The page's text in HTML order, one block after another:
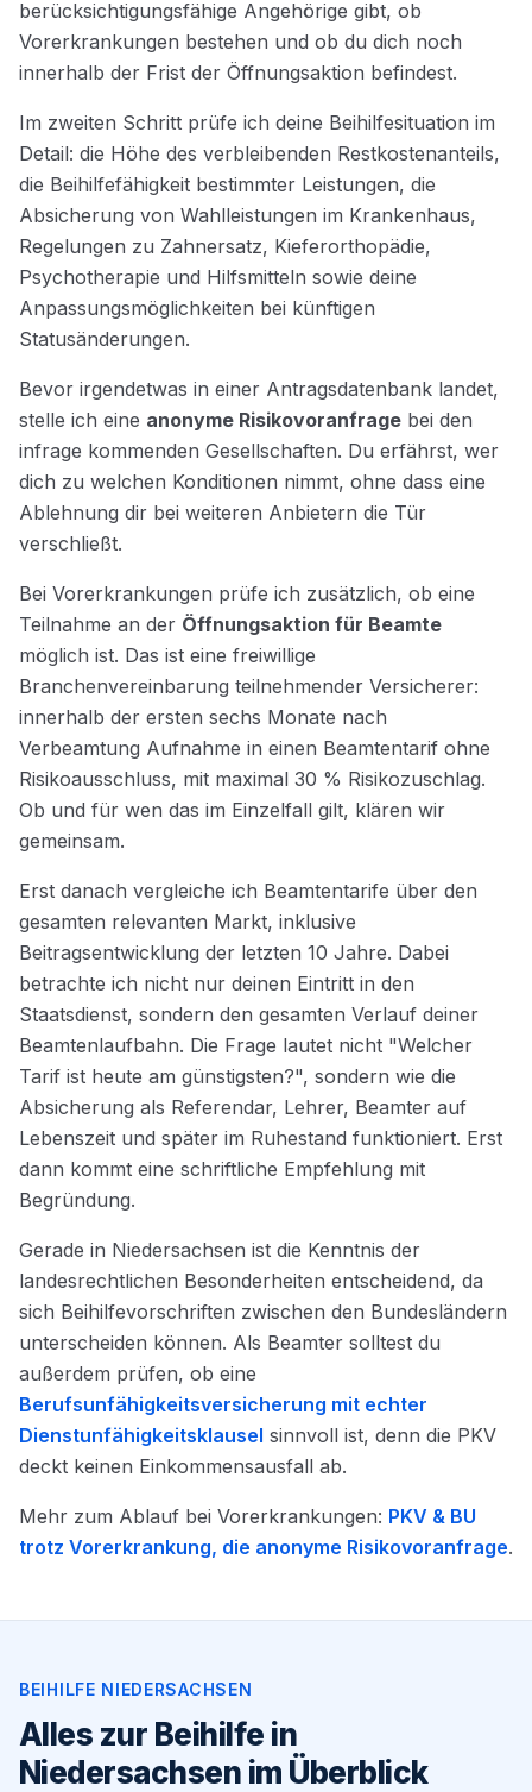
berücksichtigungsfähige Angehörige gibt, ob
Vorerkrankungen bestehen und ob du dich noch
innerhalb der Frist der Öffnungsaktion befindest.
Im zweiten Schritt prüfe ich deine Beihilfesituation im
Detail: die Höhe des verbleibenden Restkostenanteils,
die Beihilfefähigkeit bestimmter Leistungen, die
Absicherung von Wahlleistungen im Krankenhaus,
Regelungen zu Zahnersatz, Kieferorthopädie,
Psychotherapie und Hilfsmitteln sowie deine
Anpassungsmöglichkeiten bei künftigen
Statusänderungen.
Bevor irgendetwas in einer Antragsdatenbank landet,
stelle ich eine anonyme Risikovoranfrage bei den
infrage kommenden Gesellschaften. Du erfährst, wer
dich zu welchen Konditionen nimmt, ohne dass eine
Ablehnung dir bei weiteren Anbietern die Tür
verschließt.
Bei Vorerkrankungen prüfe ich zusätzlich, ob eine
Teilnahme an der Öffnungsaktion für Beamte
möglich ist. Das ist eine freiwillige
Branchenvereinbarung teilnehmender Versicherer:
innerhalb der ersten sechs Monate nach
Verbeamtung Aufnahme in einen Beamtentarif ohne
Risikoausschluss, mit maximal 30 % Risikozuschlag.
Ob und für wen das im Einzelfall gilt, klären wir
gemeinsam.
Erst danach vergleiche ich Beamtentarife über den
gesamten relevanten Markt, inklusive
Beitragsentwicklung der letzten 10 Jahre. Dabei
betrachte ich nicht nur deinen Eintritt in den
Staatsdienst, sondern den gesamten Verlauf deiner
Beamtenlaufbahn. Die Frage lautet nicht "Welcher
Tarif ist heute am günstigsten?", sondern wie die
Absicherung als Referendar, Lehrer, Beamter auf
Lebenszeit und später im Ruhestand funktioniert. Erst
dann kommt eine schriftliche Empfehlung mit
Begründung.
Gerade in Niedersachsen ist die Kenntnis der
landesrechtlichen Besonderheiten entscheidend, da
sich Beihilfevorschriften zwischen den Bundesländern
unterscheiden können. Als Beamter solltest du
außerdem prüfen, ob eine
Berufsunfähigkeitsversicherung mit echter
Dienstunfähigkeitsklausel sinnvoll ist, denn die PKV
deckt keinen Einkommensausfall ab.
Mehr zum Ablauf bei Vorerkrankungen: PKV & BU
trotz Vorerkrankung, die anonyme Risikovoranfrage.
BEIHILFE NIEDERSACHSEN
Alles zur Beihilfe in
Niedersachsen im Überblick